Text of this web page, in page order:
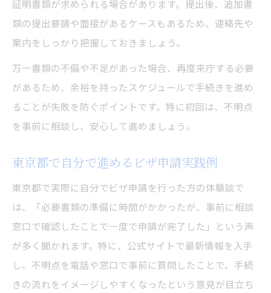
証明書類が求められる場合があります。提出後、追加書
類の提出要請や面接があるケースもあるため、連絡先や
案内をしっかり把握しておきましょう。
万一書類の不備や不足があった場合、再度来庁する必要
があるため、余裕を持ったスケジュールで手続きを進め
ることが失敗を防ぐポイントです。特に初回は、不明点
を事前に相談し、安心して進めましょう。
東京都で自分で進めるビザ申請実践例
東京都で実際に自分でビザ申請を行った方の体験談で
は、「必要書類の準備に時間がかかったが、事前に相談
窓口で確認したことで一度で申請が完了した」という声
が多く聞かれます。特に、公式サイトで最新情報を入手
し、不明点を電話や窓口で事前に質問したことで、手続
きの流れをイメージしやすくなったという意見が目立ち